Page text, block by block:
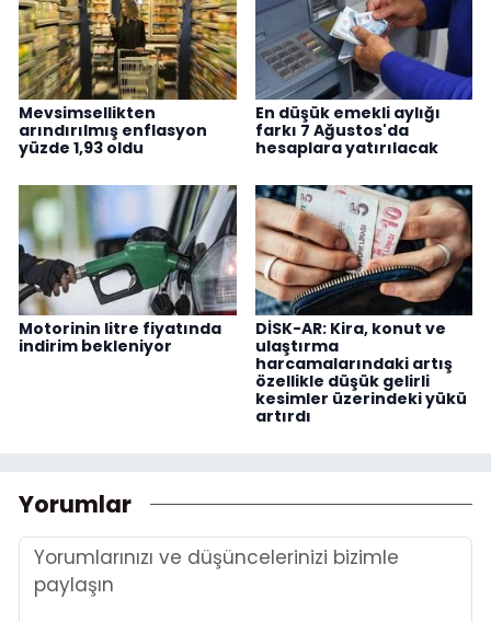
Mevsimsellikten
arındırılmış enflasyon
yüzde 1,93 oldu
En düşük emekli aylığı
farkı 7 Ağustos'da
hesaplara yatırılacak
Motorinin litre fiyatında
indirim bekleniyor
DİSK-AR: Kira, konut ve
ulaştırma
harcamalarındaki artış
özellikle düşük gelirli
kesimler üzerindeki yükü
artırdı
Yorumlar